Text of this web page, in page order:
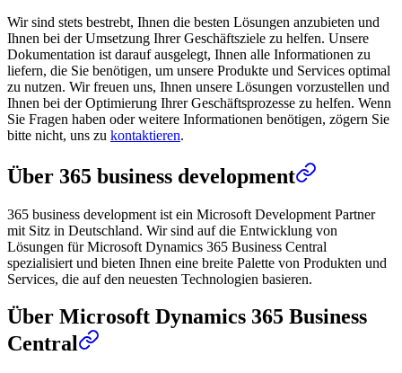
Wir sind stets bestrebt, Ihnen die besten Lösungen anzubieten und
Ihnen bei der Umsetzung Ihrer Geschäftsziele zu helfen. Unsere
Dokumentation ist darauf ausgelegt, Ihnen alle Informationen zu
liefern, die Sie benötigen, um unsere Produkte und Services optimal
zu nutzen. Wir freuen uns, Ihnen unsere Lösungen vorzustellen und
Ihnen bei der Optimierung Ihrer Geschäftsprozesse zu helfen. Wenn
Sie Fragen haben oder weitere Informationen benötigen, zögern Sie
bitte nicht, uns zu kontaktieren.
Über 365 business development
365 business development ist ein Microsoft Development Partner
mit Sitz in Deutschland. Wir sind auf die Entwicklung von
Lösungen für Microsoft Dynamics 365 Business Central
spezialisiert und bieten Ihnen eine breite Palette von Produkten und
Services, die auf den neuesten Technologien basieren.
Über Microsoft Dynamics 365 Business
Central